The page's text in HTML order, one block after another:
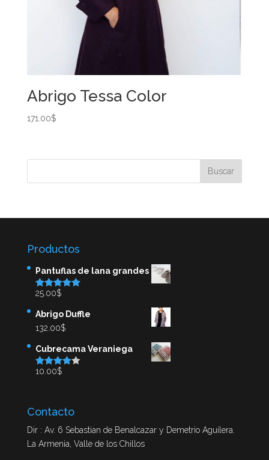
Abrigo Tessa Color
171.00$
Productos
Pantuflas de lana grandes
Valorado en
25.00$
Abrigo Duffle
132.00$
Cubrecama Veraniega
Valorado
10.00$
Contacto
Dir : Av. 6 Sebastian de Benalcazar y Demetrio Aguilera.
La Armenia, Valle de los Chillos